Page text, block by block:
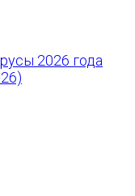
2026 года